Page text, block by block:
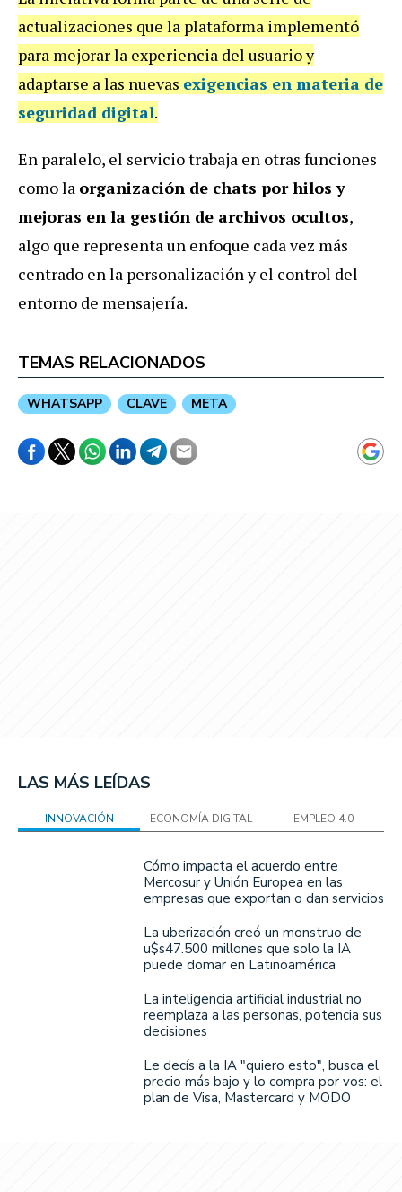
actualizaciones que la plataforma implementó
para mejorar la experiencia del usuario y
adaptarse a las nuevas exigencias en materia de
seguridad digital.
En paralelo, el servicio trabaja en otras funciones
como la organización de chats por hilos y
mejoras en la gestión de archivos ocultos,
algo que representa un enfoque cada vez más
centrado en la personalización y el control del
entorno de mensajería.
TEMAS RELACIONADOS
WHATSAPP CLAVE META
LAS MÁS LEÍDAS
INNOVACIÓN ECONOMÍA DIGITAL EMPLEO 4.0
Cómo impacta el acuerdo entre
Mercosur y Unión Europea en las
empresas que exportan o dan servicios
La uberización creó un monstruo de
u$s47.500 millones que solo la IA
puede domar en Latinoamérica
La inteligencia artificial industrial no
reemplaza a las personas, potencia sus
decisiones
Le decís a la IA "quiero esto", busca el
precio más bajo y lo compra por vos: el
plan de Visa, Mastercard y MODO